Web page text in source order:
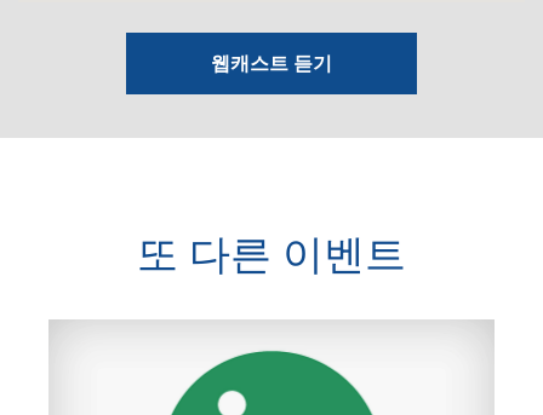
웹캐스트 듣기
또 다른 이벤트